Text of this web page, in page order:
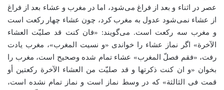
عصر در اثناء و بعد از فراغ می‌شود، اما در مغرب و عشاء بعد از فراغ
از عشاء نمی‌شود عدول به مغرب کرد، چون عشاء چهار رکعت است
و مغرب سه رکعت است. می‌گویند: «فان کنت قد صلیّت العشاء
الآخرة» اگر نماز عشاء را خواندی «و نسیت المغرب»، مغرب یادت
رفت، «فقم فصلّ المغرب» عشاء تمام شده وصحیح است، مغرب را
بخوان «و ان کنت ذکرتها و قد صلیّت من العشاء الآخرة رکعتین أو
قمت فی الثالثة» که در وسط نماز است و نماز تمام نشده است،